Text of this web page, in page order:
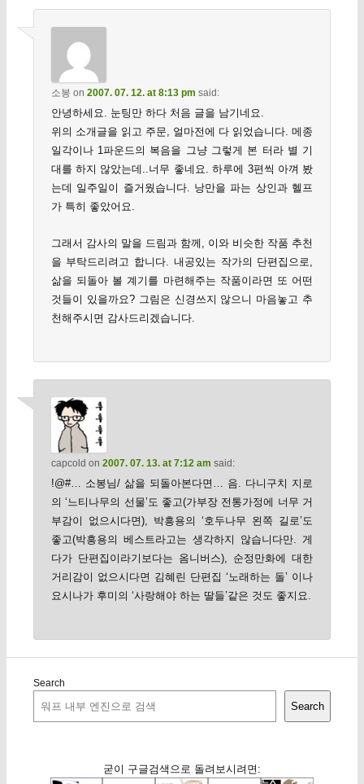
소봉 on 2007. 07. 12. at 8:13 pm said:
안녕하세요. 눈팅만 하다 처음 글을 남기네요.
위의 소개글을 읽고 주문, 얼마전에 다 읽었습니다. 메종
일각이나 1파운드의 복음을 그냥 그렇게 본 터라 별 기
대를 하지 않았는데..너무 좋네요. 하루에 3편씩 아껴 봤
는데 일주일이 즐거웠습니다. 낭만을 파는 상인과 헬프
가 특히 좋았어요.
그래서 감사의 말을 드림과 함께, 이와 비슷한 작품 추천
을 부탁드리려고 합니다. 내공있는 작가의 단편집으로,
삶을 되돌아 볼 계기를 마련해주는 작품이라면 또 어떤
것들이 있을까요? 그림은 신경쓰지 않으니 마음놓고 추
천해주시면 감사드리겠습니다.
capcold on 2007. 07. 13. at 7:12 am said:
!@#… 소봉님/ 삶을 되돌아본다면… 음. 다니구치 지로
의 ‘느티나무의 선물’도 좋고(가부장 전통가정에 너무 거
부감이 없으시다면), 박흥용의 ‘호두나무 왼쪽 길로’도
좋고(박흥용의 베스트라고는 생각하지 않습니다만. 게
다가 단편집이라기보다는 옴니버스), 순정만화에 대한
거리감이 없으시다면 김혜린 단편집 ‘노래하는 돌’ 이나
요시나가 후미의 ‘사랑해야 하는 딸들’같은 것도 좋지요.
Search
Search
굳이 구글검색으로 돌려보시려면: